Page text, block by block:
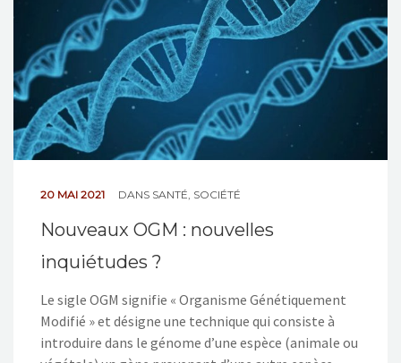
20 MAI 2021 DANS SANTÉ SOCIÉTÉ
Nouveaux OGM : nouvelles
inquiétudes ?
Le sigle OGM signifie « Organisme Génétiquement
Modifié » et désigne une technique qui consiste à
introduire dans le génome d’une espèce (animale ou